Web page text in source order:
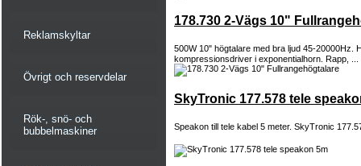
Reklamskyltar
Övrigt och reservdelar
Rök-, snö- och
bubbelmaskiner
178.730 2-Vägs 10"
500W 10" högtalare med bra ljud 45-20000Hz.
kompressionsdriver i exponentialhorn. Rapp, ...
SkyTronic 177.578 tele
Speakon till tele kabel 5 meter. SkyTronic